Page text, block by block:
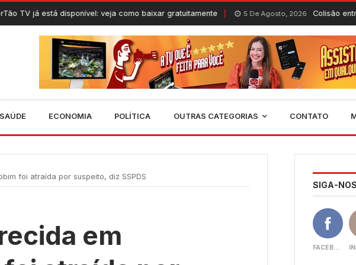
veja como baixar gratuitamente 5 De Agosto, 2026 Colisão entre dois carros
SAÚDE ECONOMIA POLÍTICA OUTRAS CATEGORIAS CONTATO
foi atraída por suspeito, diz SSPDS
em
SIGA-NOS
FACEBOOK